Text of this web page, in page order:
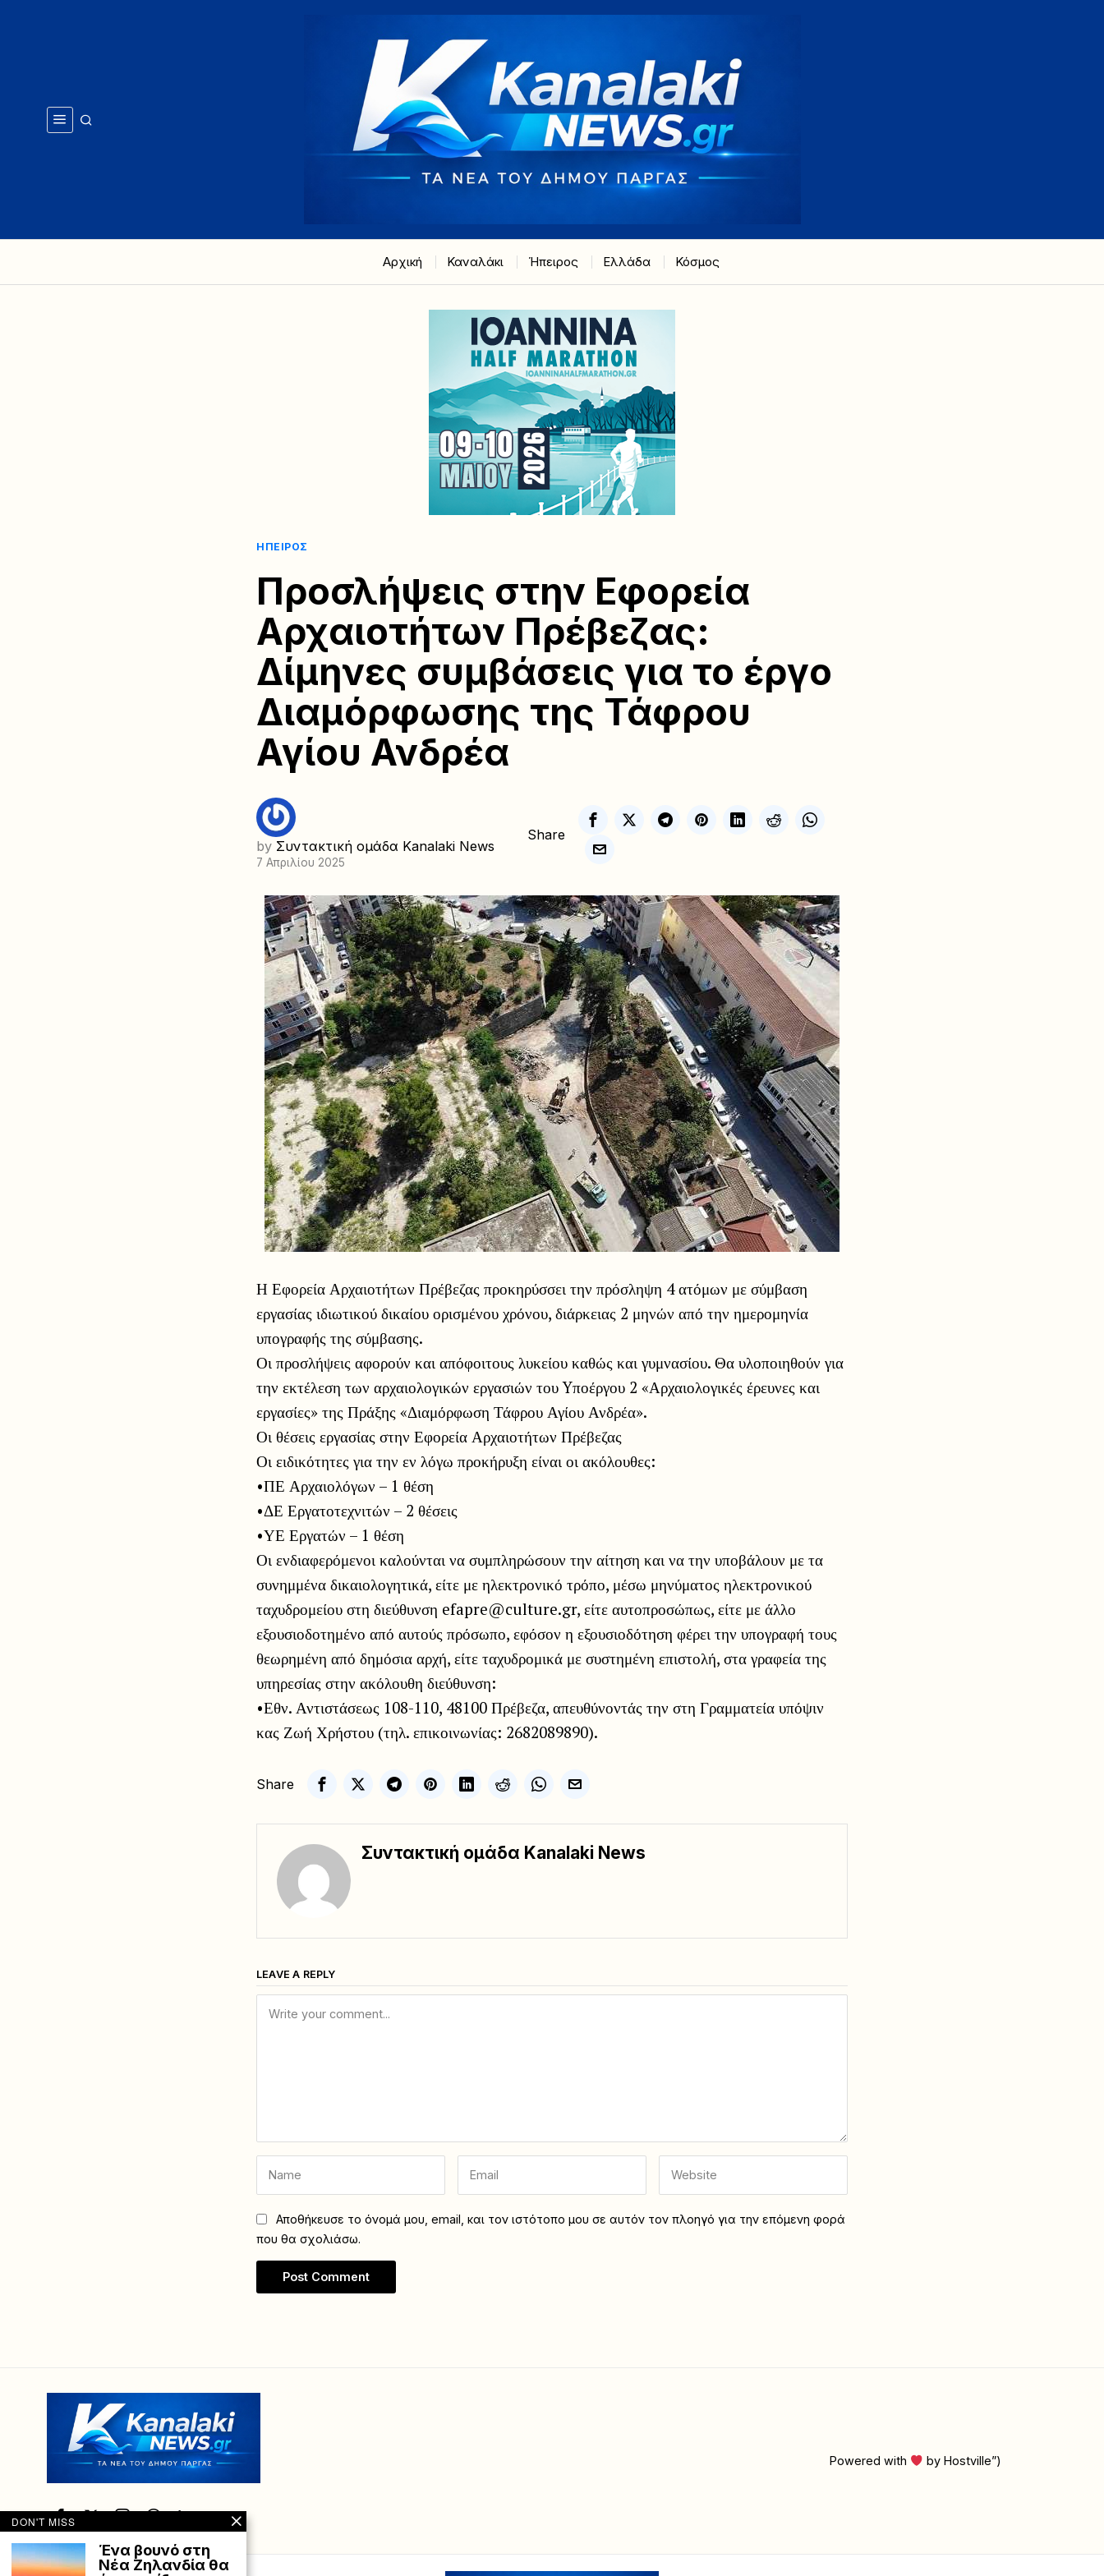
Αρχική Καναλάκι Ήπειρος Ελλάδα Κόσμος
ΉΠΕΙΡΟΣ
Προσλήψεις στην Εφορεία
Αρχαιοτήτων Πρέβεζας:
Δίμηνες συμβάσεις για το έργο
Διαμόρφωσης της Τάφρου
Αγίου Ανδρέα
by Συντακτική ομάδα Kanalaki News
7 Απριλίου 2025
Share
Η Εφορεία Αρχαιοτήτων Πρέβεζας προκηρύσσει την πρόσληψη 4 ατόμων με σύμβαση
εργασίας ιδιωτικού δικαίου ορισμένου χρόνου, διάρκειας 2 μηνών από την ημερομηνία
υπογραφής της σύμβασης.
Οι προσλήψεις αφορούν και απόφοιτους λυκείου καθώς και γυμνασίου. Θα υλοποιηθούν για
την εκτέλεση των αρχαιολογικών εργασιών του Yποέργου 2 «Αρχαιολογικές έρευνες και
εργασίες» της Πράξης «Διαμόρφωση Τάφρου Αγίου Ανδρέα».
Οι θέσεις εργασίας στην Εφορεία Αρχαιοτήτων Πρέβεζας
Οι ειδικότητες για την εν λόγω προκήρυξη είναι οι ακόλουθες:
•ΠΕ Αρχαιολόγων – 1 θέση
•ΔΕ Εργατοτεχνιτών – 2 θέσεις
•ΥΕ Εργατών – 1 θέση
Οι ενδιαφερόμενοι καλούνται να συμπληρώσουν την αίτηση και να την υποβάλουν με τα
συνημμένα δικαιολογητικά, είτε με ηλεκτρονικό τρόπο, μέσω μηνύματος ηλεκτρονικού
ταχυδρομείου στη διεύθυνση efapre@culture.gr, είτε αυτοπροσώπως, είτε με άλλο
εξουσιοδοτημένο από αυτούς πρόσωπο, εφόσον η εξουσιοδότηση φέρει την υπογραφή τους
θεωρημένη από δημόσια αρχή, είτε ταχυδρομικά με συστημένη επιστολή, στα γραφεία της
υπηρεσίας στην ακόλουθη διεύθυνση:
•Εθν. Αντιστάσεως 108-110, 48100 Πρέβεζα, απευθύνοντάς την στη Γραμματεία υπόψιν
κας Ζωή Χρήστου (τηλ. επικοινωνίας: 2682089890).
Share
Συντακτική ομάδα Kanalaki News
LEAVE A REPLY
Αποθήκευσε το όνομά μου, email, και τον ιστότοπο μου σε αυτόν τον πλοηγό για την επόμενη φορά
που θα σχολιάσω.
Powered with by Hostville”)
DON'T MISS
Ένα βουνό στη
Νέα Ζηλανδία θα